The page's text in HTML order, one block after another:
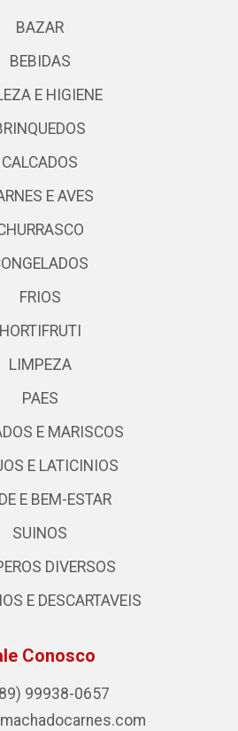
BAZAR
BEBIDAS
E HIGIENE
CALCADOS
E AVES
FRIOS
HORTIFRUTI
LIMPEZA
PAES
E MARISCOS
E LATICINIOS
E BEM-ESTAR
SUINOS
DIVERSOS
E DESCARTAVEIS
Conosco
99938-0657